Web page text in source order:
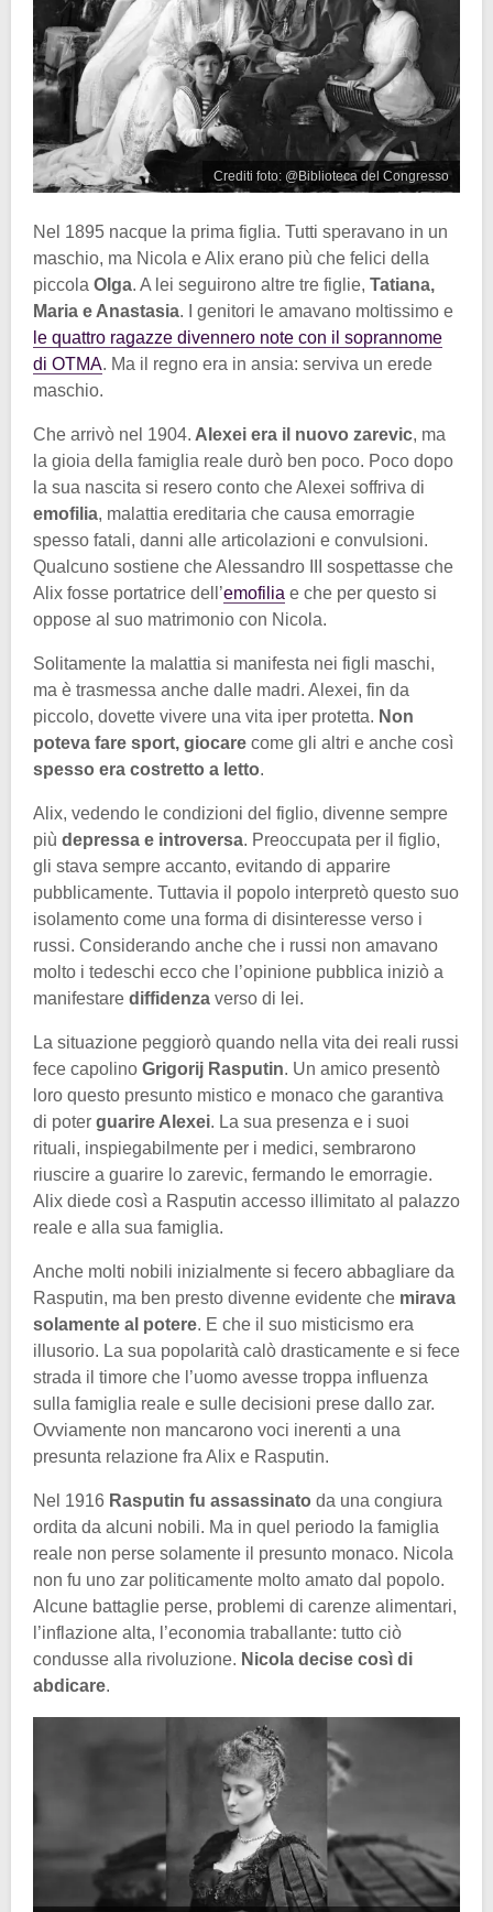
Crediti foto: @Biblioteca del Congresso
Nel 1895 nacque la prima figlia. Tutti speravano in un
maschio, ma Nicola e Alix erano più che felici della
piccola Olga. A lei seguirono altre tre figlie, Tatiana,
Maria e Anastasia. I genitori le amavano moltissimo e
le quattro ragazze divennero note con il soprannome
di OTMA. Ma il regno era in ansia: serviva un erede
maschio.
Che arrivò nel 1904. Alexei era il nuovo zarevic, ma
la gioia della famiglia reale durò ben poco. Poco dopo
la sua nascita si resero conto che Alexei soffriva di
emofilia, malattia ereditaria che causa emorragie
spesso fatali, danni alle articolazioni e convulsioni.
Qualcuno sostiene che Alessandro III sospettasse che
Alix fosse portatrice dell’emofilia e che per questo si
oppose al suo matrimonio con Nicola.
Solitamente la malattia si manifesta nei figli maschi,
ma è trasmessa anche dalle madri. Alexei, fin da
piccolo, dovette vivere una vita iper protetta. Non
poteva fare sport, giocare come gli altri e anche così
spesso era costretto a letto.
Alix, vedendo le condizioni del figlio, divenne sempre
più depressa e introversa. Preoccupata per il figlio,
gli stava sempre accanto, evitando di apparire
pubblicamente. Tuttavia il popolo interpretò questo suo
isolamento come una forma di disinteresse verso i
russi. Considerando anche che i russi non amavano
molto i tedeschi ecco che l’opinione pubblica iniziò a
manifestare diffidenza verso di lei.
La situazione peggiorò quando nella vita dei reali russi
fece capolino Grigorij Rasputin. Un amico presentò
loro questo presunto mistico e monaco che garantiva
di poter guarire Alexei. La sua presenza e i suoi
rituali, inspiegabilmente per i medici, sembrarono
riuscire a guarire lo zarevic, fermando le emorragie.
Alix diede così a Rasputin accesso illimitato al palazzo
reale e alla sua famiglia.
Anche molti nobili inizialmente si fecero abbagliare da
Rasputin, ma ben presto divenne evidente che mirava
solamente al potere. E che il suo misticismo era
illusorio. La sua popolarità calò drasticamente e si fece
strada il timore che l’uomo avesse troppa influenza
sulla famiglia reale e sulle decisioni prese dallo zar.
Ovviamente non mancarono voci inerenti a una
presunta relazione fra Alix e Rasputin.
Nel 1916 Rasputin fu assassinato da una congiura
ordita da alcuni nobili. Ma in quel periodo la famiglia
reale non perse solamente il presunto monaco. Nicola
non fu uno zar politicamente molto amato dal popolo.
Alcune battaglie perse, problemi di carenze alimentari,
l’inflazione alta, l’economia traballante: tutto ciò
condusse alla rivoluzione. Nicola decise così di
abdicare.